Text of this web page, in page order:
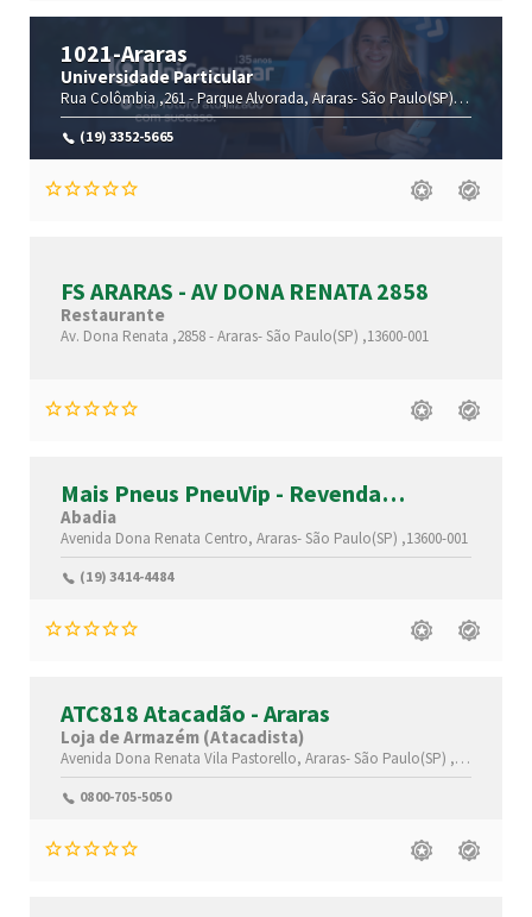
1021-Araras
Universidade Particular
Rua Colômbia ,261 -Parque Alvorada, Araras-São Paulo(SP),13600-070
(19) 3352-5665
FS ARARAS - AV DONA RENATA 2858
Restaurante
Av. Dona Renata ,2858 -Araras-São Paulo(SP) ,13600-001
Mais Pneus PneuVip - Revenda
Michelin
Abadia
Avenida Dona Renata Centro, Araras-São Paulo(SP) ,13600-001
(19) 3414-4484
ATC818 Atacadão - Araras
Loja de Armazém (Atacadista)
Avenida Dona Renata Vila Pastorello, Araras-São Paulo(SP) ,13600-515
0800-705-5050